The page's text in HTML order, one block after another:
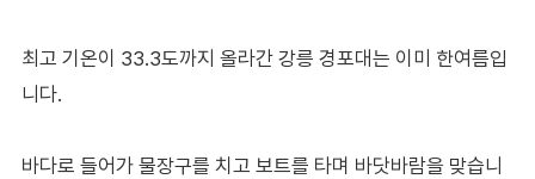
최고 기온이 33.3도까지 올라간 강릉 경포대는 이미 한여름입
니다.
바다로 들어가 물장구를 치고 보트를 타며 바닷바람을 맞습니